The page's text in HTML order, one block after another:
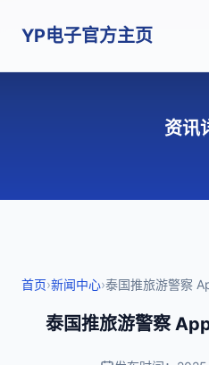
YP电子官方主页
资讯
首页›新闻中心›泰国推旅游警察
泰国推旅游警察